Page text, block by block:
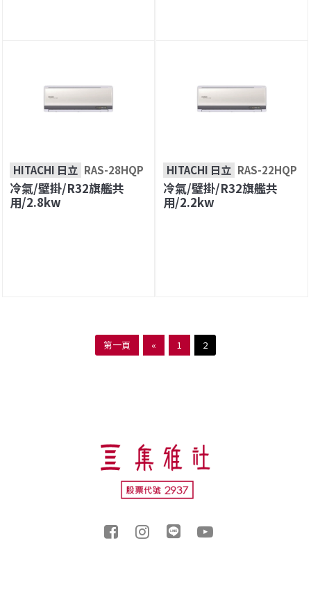
HITACHI 日立 RAS-28HQP
冷氣/壁掛/R32旗艦共
用/2.8kw
HITACHI 日立 RAS-22HQP
冷氣/壁掛/R32旗艦共
用/2.2kw
第一頁 « 1 2